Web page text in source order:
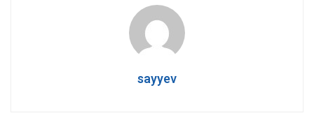
sayyev